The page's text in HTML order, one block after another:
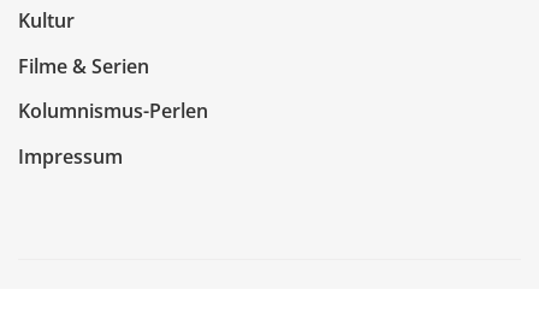
Kultur
Filme & Serien
Kolumnismus-Perlen
Impressum